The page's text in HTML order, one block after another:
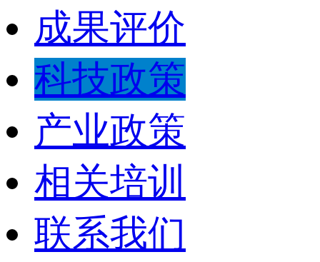
成果评价
科技政策
产业政策
相关培训
联系我们